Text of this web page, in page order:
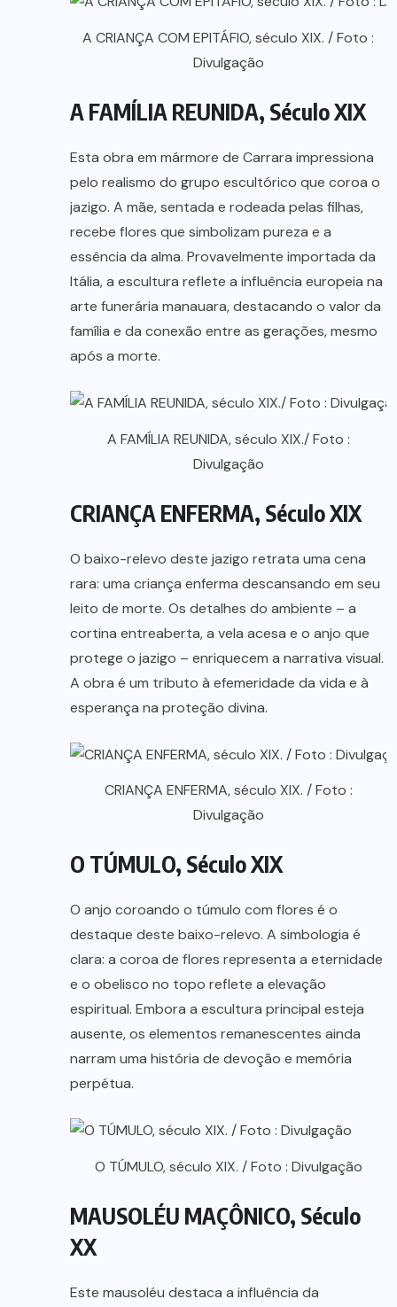
A CRIANÇA COM EPITÁFIO, século XIX. / Foto :
Divulgação
A FAMÍLIA REUNIDA, Século XIX
Esta obra em mármore de Carrara impressiona
pelo realismo do grupo escultórico que coroa o
jazigo. A mãe, sentada e rodeada pelas filhas,
recebe flores que simbolizam pureza e a
essência da alma. Provavelmente importada da
Itália, a escultura reflete a influência europeia na
arte funerária manauara, destacando o valor da
família e da conexão entre as gerações, mesmo
após a morte.
A FAMÍLIA REUNIDA, século XIX./ Foto :
Divulgação
CRIANÇA ENFERMA, Século XIX
O baixo-relevo deste jazigo retrata uma cena
rara: uma criança enferma descansando em seu
leito de morte. Os detalhes do ambiente – a
cortina entreaberta, a vela acesa e o anjo que
protege o jazigo – enriquecem a narrativa visual.
A obra é um tributo à efemeridade da vida e à
esperança na proteção divina.
CRIANÇA ENFERMA, século XIX. / Foto :
Divulgação
O TÚMULO, Século XIX
O anjo coroando o túmulo com flores é o
destaque deste baixo-relevo. A simbologia é
clara: a coroa de flores representa a eternidade
e o obelisco no topo reflete a elevação
espiritual. Embora a escultura principal esteja
ausente, os elementos remanescentes ainda
narram uma história de devoção e memória
perpétua.
O TÚMULO, século XIX. / Foto : Divulgação
MAUSOLÉU MAÇÔNICO, Século
XX
Este mausoléu destaca a influência da